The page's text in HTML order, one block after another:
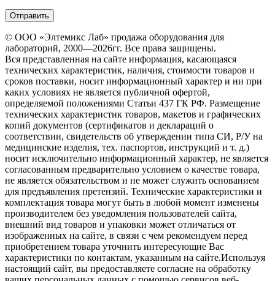
© ООО «Элтемикс Лаб» продажа оборудования для
лабораторий, 2000—2026гг. Все права защищены.
Вся представленная на сайте информация, касающаяся
технических характеристик, наличия, стоимости товаров и
сроков поставки, носит информационный характер и ни при
каких условиях не является публичной офертой,
определяемой положениями Статьи 437 ГК РФ. Размещение
технических характеристик товаров, макетов и графических
копий документов (сертификатов и деклараций о
соответствии, свидетельств об утверждении типа СИ, Р/У на
медицинские изделия, тех. паспортов, инструкций и т. д.)
носит исключительно информационный характер, не является
согласованным предварительно условием о качестве товара,
не является обязательством и не может служить основанием
для предъявления претензий. Технические характеристики и
комплектация товара могут быть в любой момент изменены
производителем без уведомления пользователей сайта,
внешний вид товаров и упаковки может отличаться от
изображенных на сайте, в связи с чем рекомендуем перед
приобретением товара уточнить интересующие Вас
характеристики по контактам, указанным на сайте.Используя
настоящий сайт, вы предоставляете согласие на обработку